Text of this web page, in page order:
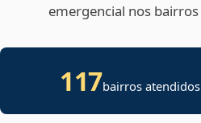
emergencial nos bairros
117bairros